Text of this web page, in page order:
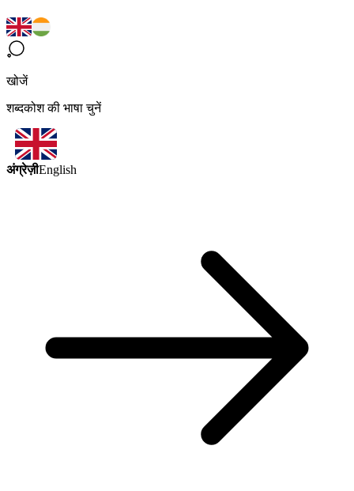
खोजें
शब्दकोश की भाषा चुनें
अंग्रेज़ीEnglish